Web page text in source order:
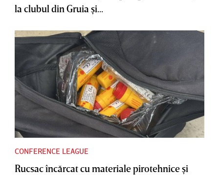
la clubul din Gruia şi...
CONFERENCE LEAGUE
Rucsac încărcat cu materiale pirotehnice şi